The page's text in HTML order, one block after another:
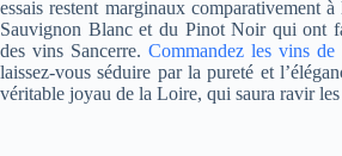
essais restent marginaux comparativement
Sauvignon Blanc et du Pinot Noir qui ont
des vins Sancerre. Commandez les vins
laissez-vous séduire par la pureté et
véritable joyau de la Loire, qui saura ravir